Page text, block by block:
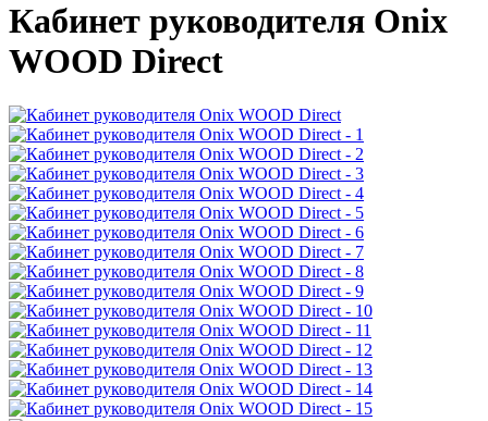
Кабинет руководителя Onix
WOOD Direct